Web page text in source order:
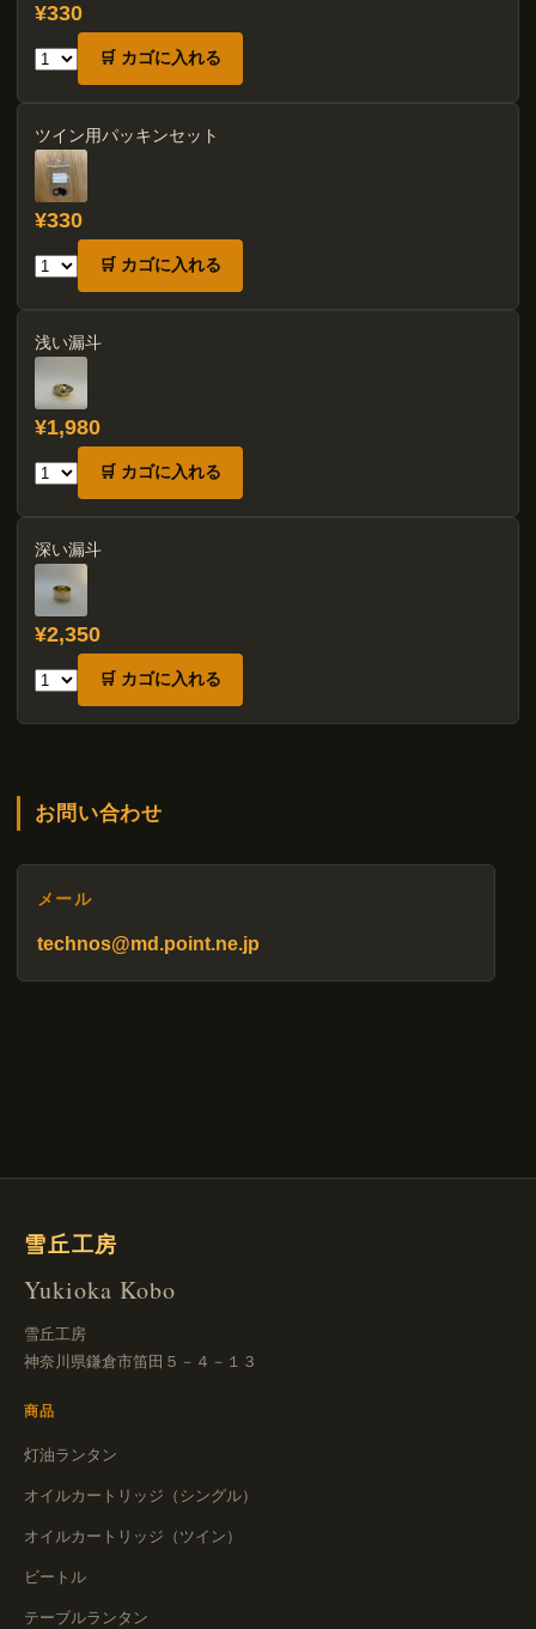
¥330
🛒 カゴに入れる
ツイン用パッキンセット
¥330
🛒 カゴに入れる
浅い漏斗
¥1,980
🛒 カゴに入れる
深い漏斗
¥2,350
🛒 カゴに入れる
お問い合わせ
メール
technos@md.point.ne.jp
雪丘工房
Yukioka Kobo
雪丘工房
神奈川県鎌倉市笛田５－４－１３
商品
灯油ランタン
オイルカートリッジ（シングル）
オイルカートリッジ（ツイン）
ビートル
テーブルランタン